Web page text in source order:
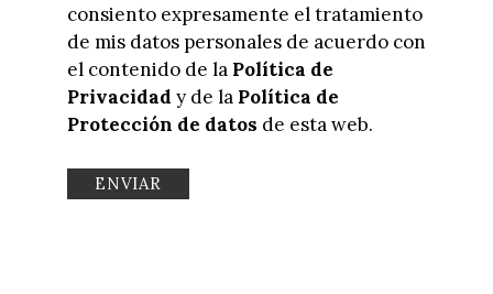
consiento expresamente el tratamiento
de mis datos personales de acuerdo con
el contenido de la Política de
Privacidad y de la Política de
Protección de datos de esta web.